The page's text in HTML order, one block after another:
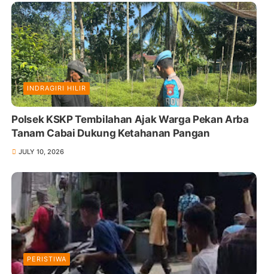
INDRAGIRI HILIR
Polsek KSKP Tembilahan Ajak Warga Pekan Arba
Tanam Cabai Dukung Ketahanan Pangan
JULY 10, 2026
PERISTIWA